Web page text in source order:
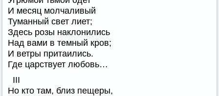
И месяц молчаливый
Туманный свет лиет;
Здесь розы наклонились
Над вами в темный кров;
И ветры притаились.
Где царствует любовь…
III
Но кто там, близ пещеры,